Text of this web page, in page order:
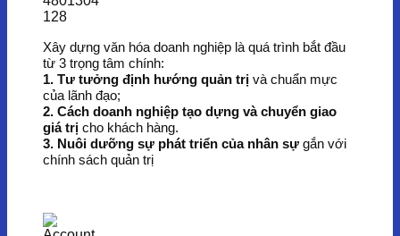
Xây dựng văn hóa doanh nghiệp là quá trình bắt đầu
từ 3 trọng tâm chính:
1. Tư tưởng định hướng quản trị và chuẩn mực
của lãnh đạo;
2. Cách doanh nghiệp tạo dựng và chuyển giao
giá trị cho khách hàng.
3. Nuôi dưỡng sự phát triển của nhân sự gắn với
chính sách quản trị